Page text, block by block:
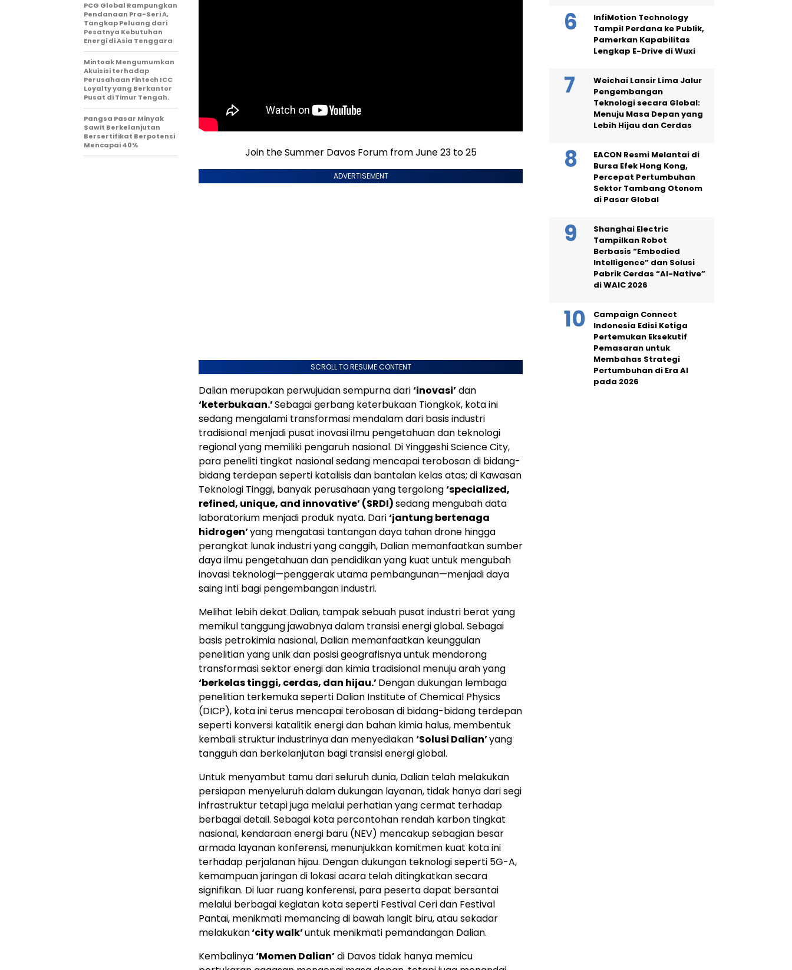
Join the Summer Davos Forum from June 23 to 25
ADVERTISEMENT
SCROLL TO RESUME CONTENT
Dalian merupakan perwujudan sempurna dari‘inovasi’dan
‘keterbukaan.’Sebagai gerbang keterbukaan Tiongkok, kota ini
sedang mengalami transformasi mendalam dari basis industri
tradisional menjadi pusat inovasi ilmu pengetahuan dan teknologi
regional yang memiliki pengaruh nasional. Di Yinggeshi Science City,
para peneliti tingkat nasional sedang mencapai terobosan di bidang-
bidang terdepan seperti katalisis dan bantalan kelas atas; di Kawasan
Teknologi Tinggi, banyak perusahaan yang tergolong‘specialized,
refined, unique, and innovative’ (SRDI)sedang mengubah data
laboratorium menjadi produk nyata. Dari‘jantung bertenaga
hidrogen’yang mengatasi tantangan daya tahan drone hingga
perangkat lunak industri yang canggih, Dalian memanfaatkan sumber
daya ilmu pengetahuan dan pendidikan yang kuat untuk mengubah
inovasi teknologi—penggerak utama pembangunan—menjadi daya
saing inti bagi pengembangan industri.
Melihat lebih dekat Dalian, tampak sebuah pusat industri berat yang
memikul tanggung jawabnya dalam transisi energi global. Sebagai
basis petrokimia nasional, Dalian memanfaatkan keunggulan
penelitian yang unik dan posisi geografisnya untuk mendorong
transformasi sektor energi dan kimia tradisional menuju arah yang
‘berkelas tinggi, cerdas, dan hijau.’Dengan dukungan lembaga
penelitian terkemuka seperti Dalian Institute of Chemical Physics
(DICP), kota ini terus mencapai terobosan di bidang-bidang terdepan
seperti konversi katalitik energi dan bahan kimia halus, membentuk
kembali struktur industrinya dan menyediakan‘Solusi Dalian’yang
tangguh dan berkelanjutan bagi transisi energi global.
Untuk menyambut tamu dari seluruh dunia, Dalian telah melakukan
persiapan menyeluruh dalam dukungan layanan, tidak hanya dari segi
infrastruktur tetapi juga melalui perhatian yang cermat terhadap
berbagai detail. Sebagai kota percontohan rendah karbon tingkat
nasional, kendaraan energi baru (NEV) mencakup sebagian besar
armada layanan konferensi, menunjukkan komitmen kuat kota ini
terhadap perjalanan hijau. Dengan dukungan teknologi seperti 5G-A,
kemampuan jaringan di lokasi acara telah ditingkatkan secara
signifikan. Di luar ruang konferensi, para peserta dapat bersantai
melalui berbagai kegiatan kota seperti Festival Ceri dan Festival
Pantai, menikmati memancing di bawah langit biru, atau sekadar
melakukan‘city walk’untuk menikmati pemandangan Dalian.
Kembalinya‘Momen Dalian’di Davos tidak hanya memicu
PCG Global Rampungkan
Pendanaan Pra-Seri A,
Tangkap Peluang dari
Pesatnya Kebutuhan
Energi di Asia Tenggara
Mintoak Mengumumkan
Akuisisi terhadap
Perusahaan Fintech ICC
Loyalty yang Berkantor
Pusat di Timur Tengah.
Pangsa Pasar Minyak
Sawit Berkelanjutan
Bersertifikat Berpotensi
Mencapai 40%
InfiMotion Technology
Tampil Perdana ke Publik,
Pamerkan Kapabilitas
Lengkap E-Drive di Wuxi
Weichai Lansir Lima Jalur
Pengembangan
Teknologi secara Global:
Menuju Masa Depan yang
Lebih Hijau dan Cerdas
EACON Resmi Melantai di
Bursa Efek Hong Kong,
Percepat Pertumbuhan
Sektor Tambang Otonom
di Pasar Global
Shanghai Electric
Tampilkan Robot
Berbasis “Embodied
Intelligence” dan Solusi
Pabrik Cerdas “AI-Native”
di WAIC 2026
Campaign Connect
Indonesia Edisi Ketiga
Pertemukan Eksekutif
Pemasaran untuk
Membahas Strategi
Pertumbuhan di Era AI
pada 2026